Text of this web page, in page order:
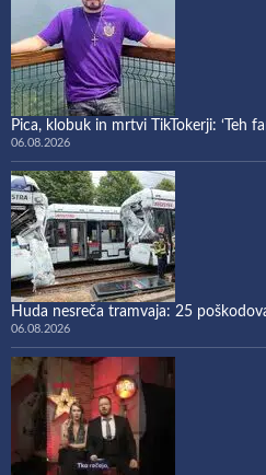
Pica, klobuk in mrtvi TikTokerji: ‘Teh
06.08.2026
Huda nesreča tramvaja: 25
06.08.2026